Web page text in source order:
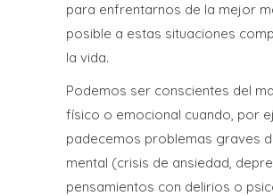
para enfrentarnos de la mejor
posible a estas situaciones
la vida.
Podemos ser conscientes del
físico o emocional cuando, por
padecemos problemas graves
mental (crisis de ansiedad,
pensamientos con delirios o